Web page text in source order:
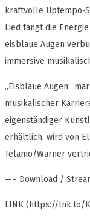
kraftvolle Uptempo-
Lied fängt die
eisblaue Augen
immersive
„Eisblaue Augen“
musikalischer
eigenständiger
erhältlich, wird von
Telamo/Warner
—– Download /
LINK (https://lnk.to/